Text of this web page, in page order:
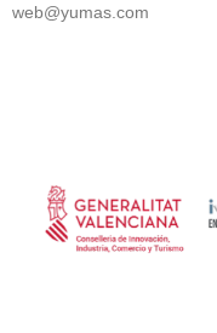
web@yumas.com